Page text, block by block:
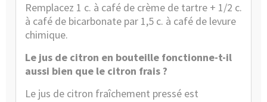
Remplacez 1 c. à café de crème de tartre + 1/2 c.
à café de bicarbonate par 1,5 c. à café de levure
chimique.
Le jus de citron en bouteille fonctionne-t-il
aussi bien que le citron frais ?
Le jus de citron fraîchement pressé est